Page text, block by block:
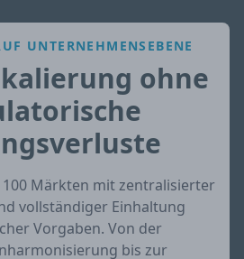
UNTERNEHMENSEBENE
ohne
Märkten mit zentralisierter
vollständiger Einhaltung
Vorgaben. Von der
bis zur